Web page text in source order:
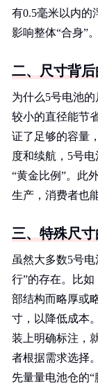
有0.5毫米以内的
影响整体“合身”。
二、尺寸背
为什么5号电池
较小的直径能节
证了足够的容量
度和续航，5号
“黄金比例”。此
生产，消费者也
三、特殊尺
虽然大多数5号
行”的存在。比
部结构而略厚或
寸，以降低成本
装上明确标注，
者根据需求选择
先量量电池仓的“